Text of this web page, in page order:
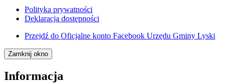
Polityka prywatności
Deklaracja dostępności
Przejdź do Oficjalne konto Facebook Urzędu Gminy Lyski
Zamknij okno
Informacja